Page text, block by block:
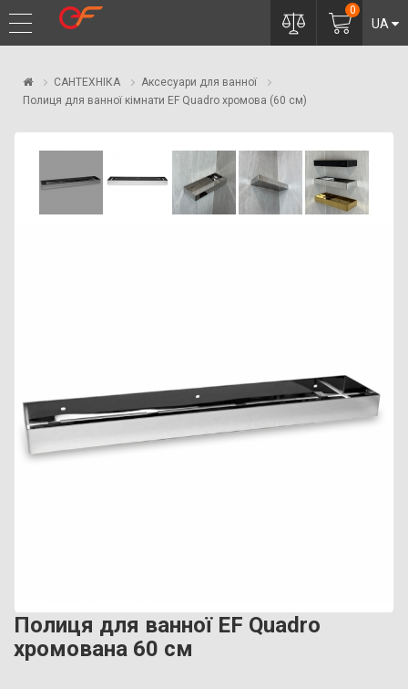
UA
0
САНТЕХНІКА
Аксесуари для ванної
Полиця для ванної кімнати EF Quadro хромова (60 см)
Полиця для ванної EF Quadro
хромована 60 см